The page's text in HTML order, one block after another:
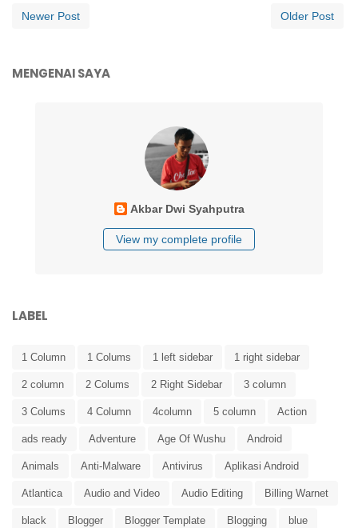
Newer Post Older Post
MENGENAI SAYA
Akbar Dwi Syahputra
View my complete profile
LABEL
1 Column 1 Colums 1 left sidebar 1 right sidebar
2 column 2 Colums 2 Right Sidebar 3 column
3 Colums 4 Column 4column 5 column Action
ads ready Adventure Age Of Wushu Android
Animals Anti-Malware Antivirus Aplikasi Android
Atlantica Audio and Video Audio Editing Billing Warnet
black Blogger Blogger Template Blogging blue